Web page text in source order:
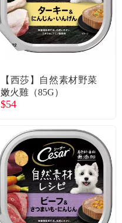
【西莎】自然素材野菜
嫩火雞（85G）
$54